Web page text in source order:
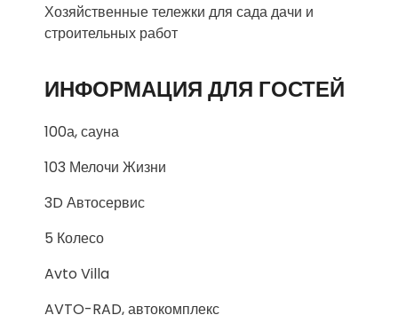
Хозяйственные тележки для сада дачи и
строительных работ
ИНФОРМАЦИЯ ДЛЯ ГОСТЕЙ
100а, сауна
103 Мелочи Жизни
3D Автосервис
5 Колесо
Avto Villa
AVTO-RAD, автокомплекс